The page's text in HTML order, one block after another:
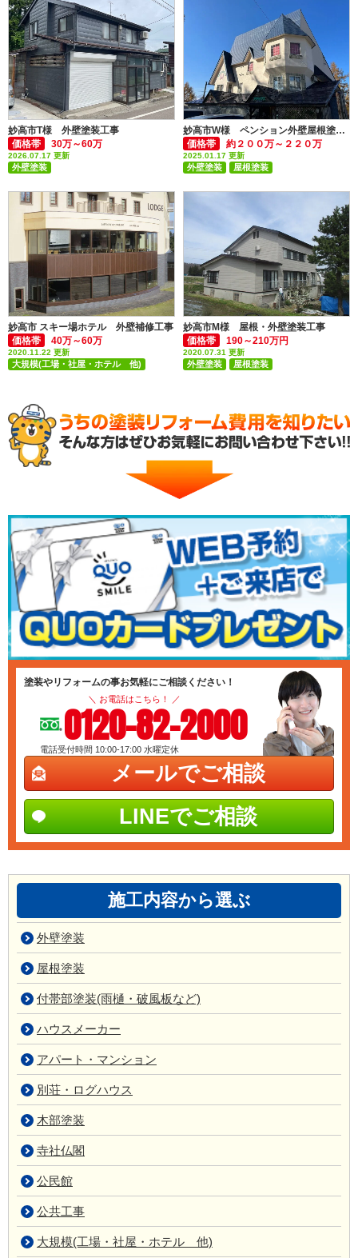
妙高市T様 外壁塗装工事
価格帯
30万～60万
2026.07.17 更新
外壁塗装
妙高市W様 ペンション外壁屋根塗装工事
価格帯
約２００万～２２０万
2025.01.17 更新
外壁塗装
屋根塗装
妙高市 スキー場ホテル 外壁補修工事
価格帯
40万～60万
2020.11.22 更新
大規模(工場・社屋・ホテル 他)
妙高市M様 屋根・外壁塗装工事
価格帯
190～210万円
2020.07.31 更新
外壁塗装
屋根塗装
塗装やリフォームの事お気軽にご相談ください！
＼ お電話はこちら！ ／
0120-82-2000
電話受付時間 10:00-17:00 水曜定休
メールでご相談
LINEでご相談
施工内容から選ぶ
外壁塗装
屋根塗装
付帯部塗装(雨樋・破風板など)
ハウスメーカー
アパート・マンション
別荘・ログハウス
木部塗装
寺社仏閣
公民館
公共工事
大規模(工場・社屋・ホテル 他)